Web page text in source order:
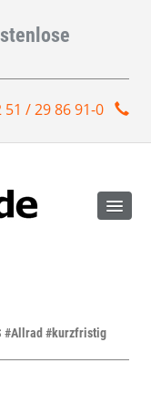
51 / 29 86 91-0
#Allrad #kurzfristig